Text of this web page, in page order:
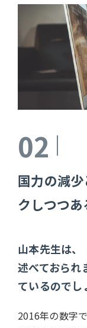
02
国力の減
クしつつあ
山本先生は、
述べておられ
ているのでし
2016年の数字